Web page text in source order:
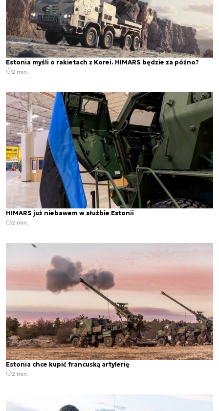
Estonia myśli o rakietach z Korei. HIMARS będzie za późno?
2 min.
HIMARS już niebawem w służbie Estonii
2 min.
Estonia chce kupić francuską artylerię
2 min.